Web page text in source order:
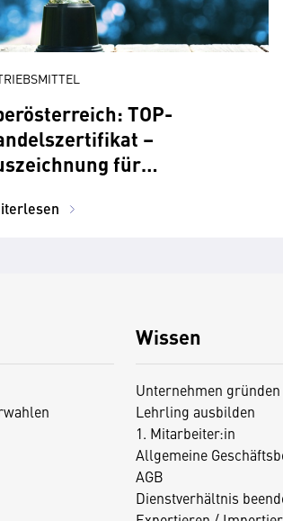
TOP-
–
für
Wissen
Unternehmen gründen
Lehrling ausbilden
1. Mitarbeiter:in
Allgemeine
AGB
Dienstverhältnis